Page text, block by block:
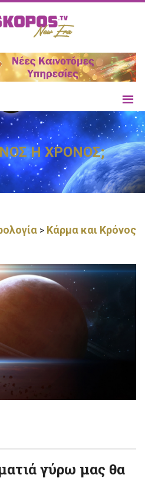
Η ΧΡΟΝΟΣ;
> Κάρμα και Κρόνος
γύρω μας θα